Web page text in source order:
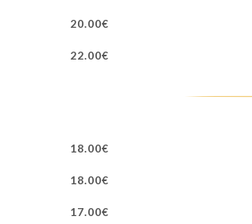
20.00€
22.00€
18.00€
18.00€
17.00€